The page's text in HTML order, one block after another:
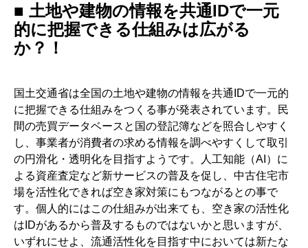
■ 土地や建物の情報を共通IDで一元
的に把握できる仕組みは広がる
か？！
国土交通省は全国の土地や建物の情報を共通IDで一元的
に把握できる仕組みをつくる事が発表されています。民
間の売買データベースと国の登記簿などを照合しやすく
し、事業者が消費者の求める情報を調べやすくして取引
の円滑化・透明化を目指すようです。人工知能（AI）に
よる資産査定など新サービスの普及を促し、中古住宅市
場を活性化できれば空き家対策にもつながるとの事で
す。個人的にはこの仕組みが出来ても、空き家の活性化
はIDがあるから普及するものではないかと思いますが、
いずれにせよ、流通活性化を目指す中においては新たな